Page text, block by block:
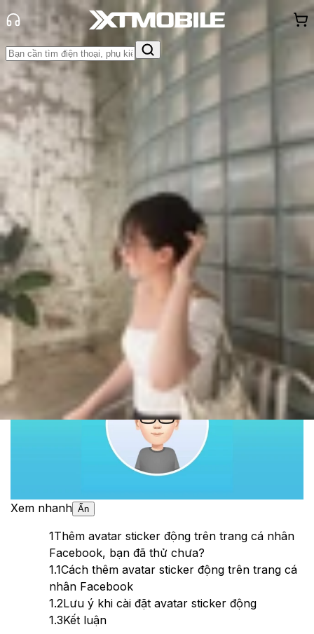
Trang chủ
Tin tức
Thủ thuật
Tin Mới
Đánh Giá - Trên Tay
Khuyến
Thủ thuật Thông báoKhách
hàng - Sự kiện
Cách thêm avatar sticker động trên
Facebook cực thú vị
Triệu Vy
Ngày đăng: 23/11/2024
Cập nhật:
23/11/2024
Theo dõi XTMobile trên
Xem nhanh Ẩn
1Thêm avatar sticker động trên trang cá nhân
Facebook, bạn đã thử chưa?
1.1Cách thêm avatar sticker động trên trang cá
nhân Facebook
1.2Lưu ý khi cài đặt avatar sticker động
1.3Kết luận